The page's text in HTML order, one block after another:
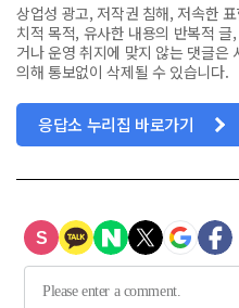
상업성 광고, 저작권 침해, 저속한
치적 목적, 유사한 내용의 반복적
거나 운영 취지에 맞지 않는 댓글은
의해 통보없이 삭제될 수 있습니다.
응답소 누리집 바로가기